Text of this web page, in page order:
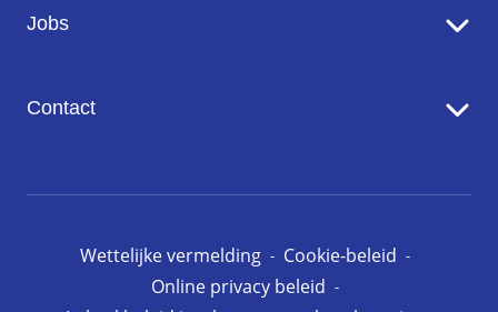
Onze merken
Jobs
Onze vacatures
Contact
Pers
Wettelijke vermelding
Cookie-beleid
Online privacy beleid